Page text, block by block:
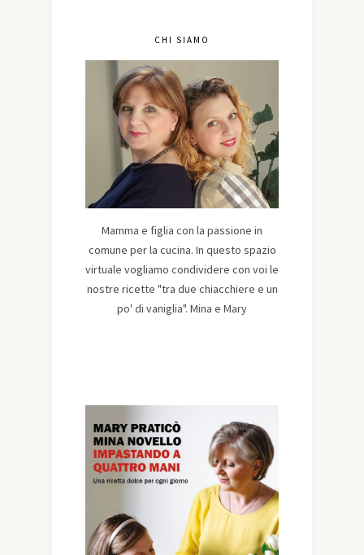
CHI SIAMO
Mamma e figlia con la passione in
comune per la cucina. In questo spazio
virtuale vogliamo condividere con voi le
nostre ricette "tra due chiacchiere e un
po' di vaniglia". Mina e Mary